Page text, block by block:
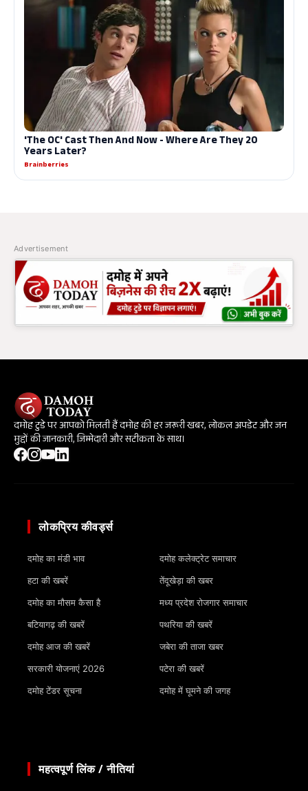
Advertisement
दमोह टुडे पर आपको मिलती हैं दमोह की हर जरूरी खबर, लोकल अपडेट और जन
मुद्दों की जानकारी, जिम्मेदारी और सटीकता के साथ।
लोकप्रिय कीवर्ड्स
दमोह का मंडी भाव
हटा की खबरें
दमोह का मौसम कैसा है
बटियागढ़ की खबरें
दमोह आज की खबरें
सरकारी योजनाएं 2026
दमोह टेंडर सूचना
दमोह कलेक्ट्रेट समाचार
तेंदूखेड़ा की खबर
मध्य प्रदेश रोजगार समाचार
पथरिया की खबरें
जबेरा की ताजा खबर
पटेरा की खबरें
दमोह में घूमने की जगह
महत्वपूर्ण लिंक / नीतियां